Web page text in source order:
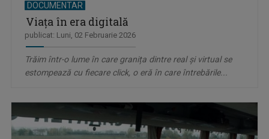
DOCUMENTAR
Viața în era digitală
publicat: Luni, 02 Februarie 2026
Trăim într-o lume în care granița dintre real și virtual se
estompează cu fiecare click, o eră în care întrebările...